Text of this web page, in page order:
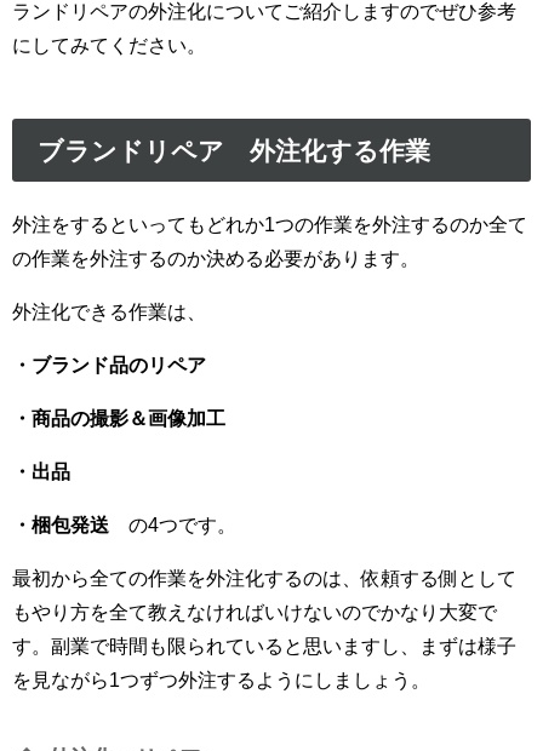
ランドリペアの外注化についてご紹介しますのでぜひ参考
にしてみてください。
ブランドリペア 外注化する作業
外注をするといってもどれか1つの作業を外注するのか全て
の作業を外注するのか決める必要があります。
外注化できる作業は、
・ブランド品のリペア
・商品の撮影＆画像加工
・出品
・梱包発送 の4つです。
最初から全ての作業を外注化するのは、依頼する側として
もやり方を全て教えなければいけないのでかなり大変で
す。副業で時間も限られていると思いますし、まずは様子
を見ながら1つずつ外注するようにしましょう。